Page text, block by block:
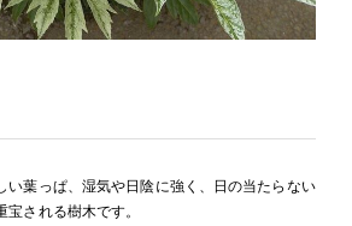
い葉っぱ、湿気や日陰に強く、日の当たらない
される樹木です。